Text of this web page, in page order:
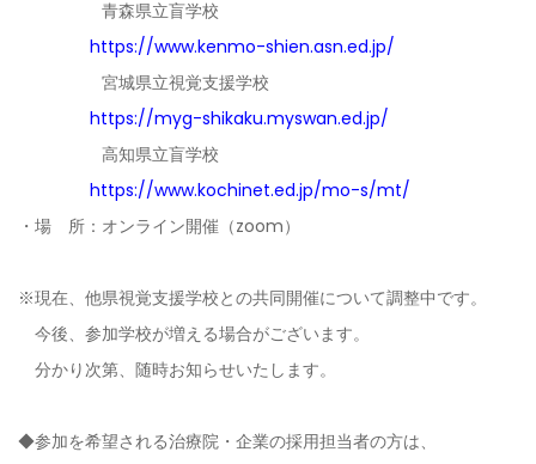
青森県立盲学校
https://www.kenmo-shien.asn.ed.jp/
宮城県立視覚支援学校
https://myg-shikaku.myswan.ed.jp/
高知県立盲学校
https://www.kochinet.ed.jp/mo-s/mt/
・場 所：オンライン開催（zoom）
※現在、他県視覚支援学校との共同開催について調整中です。
今後、参加学校が増える場合がございます。
分かり次第、随時お知らせいたします。
◆参加を希望される治療院・企業の採用担当者の方は、